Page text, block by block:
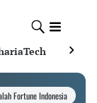
Tech
Fortune Indonesia